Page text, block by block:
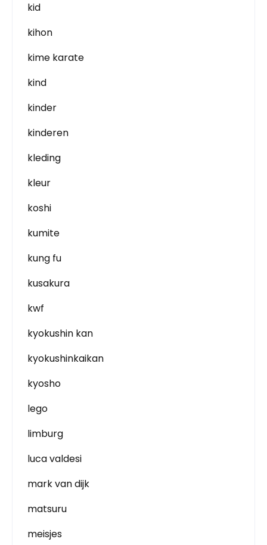
kid
kihon
kime karate
kind
kinder
kinderen
kleding
kleur
koshi
kumite
kung fu
kusakura
kwf
kyokushin kan
kyokushinkaikan
kyosho
lego
limburg
luca valdesi
mark van dijk
matsuru
meisjes